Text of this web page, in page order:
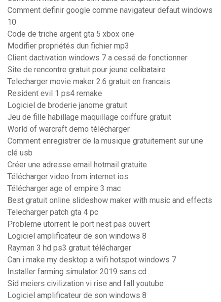
Comment definir google comme navigateur defaut windows
10
Code de triche argent gta 5 xbox one
Modifier propriétés dun fichier mp3
Client dactivation windows 7 a cessé de fonctionner
Site de rencontre gratuit pour jeune celibataire
Telecharger movie maker 2.6 gratuit en francais
Resident evil 1 ps4 remake
Logiciel de broderie janome gratuit
Jeu de fille habillage maquillage coiffure gratuit
World of warcraft demo télécharger
Comment enregistrer de la musique gratuitement sur une
clé usb
Créer une adresse email hotmail gratuite
Télécharger video from internet ios
Télécharger age of empire 3 mac
Best gratuit online slideshow maker with music and effects
Telecharger patch gta 4 pc
Probleme utorrent le port nest pas ouvert
Logiciel amplificateur de son windows 8
Rayman 3 hd ps3 gratuit télécharger
Can i make my desktop a wifi hotspot windows 7
Installer farming simulator 2019 sans cd
Sid meiers civilization vi rise and fall youtube
Logiciel amplificateur de son windows 8